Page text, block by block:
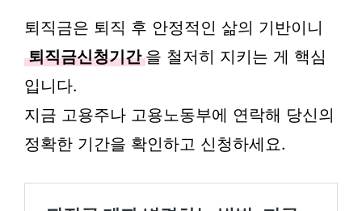
퇴직금은 퇴직 후 안정적인 삶의 기반이니
퇴직금신청기간 을 철저히 지키는 게 핵심
입니다.
지금 고용주나 고용노동부에 연락해 당신의
정확한 기간을 확인하고 신청하세요.